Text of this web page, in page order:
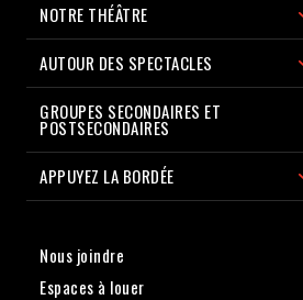
NOTRE THÉÂTRE
AUTOUR DES SPECTACLES
GROUPES SECONDAIRES ET
POSTSECONDAIRES
APPUYEZ LA BORDÉE
Nous joindre
Espaces à louer